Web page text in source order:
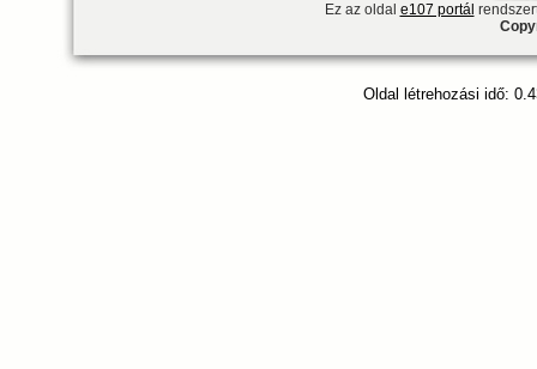
Ez az oldal e107 portál
Oldal létrehozási idő: